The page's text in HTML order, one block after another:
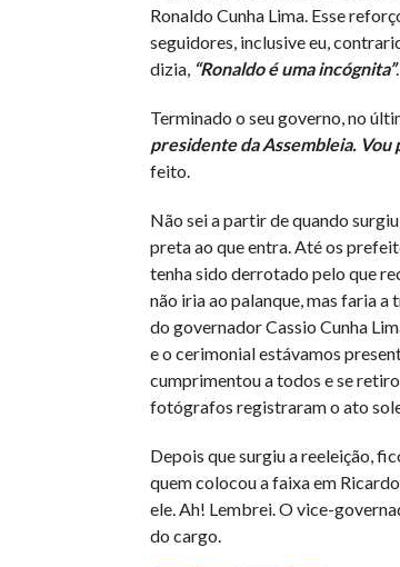
Ronaldo Cunha Lima. Esse
seguidores, inclusive eu,
dizia,“Ronaldo é uma incógnita”.
Terminado o seu governo, no
presidente da Assembleia. Vou
feito.
Não sei a partir de quando
preta ao que entra. Até os
tenha sido derrotado pelo que
não iria ao palanque, mas faria
do governador Cassio Cunha
e o cerimonial estávamos
cumprimentou a todos e se
fotógrafos registraram o ato
Depois que surgiu a reeleição,
quem colocou a faixa em
ele. Ah! Lembrei. O vice-
do cargo.